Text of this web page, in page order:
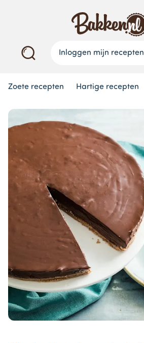
Inloggen mijn recepten
Zoete recepten Hartige recepten